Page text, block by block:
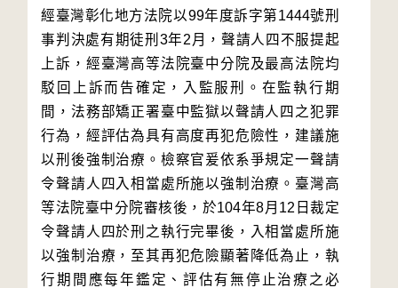
經臺灣彰化地方法院以99年度訴字第1444號刑
事判決處有期徒刑3年2月，聲請人四不服提起
上訴，經臺灣高等法院臺中分院及最高法院均
駁回上訴而告確定，入監服刑。在監執行期
間，法務部矯正署臺中監獄以聲請人四之犯罪
行為，經評估為具有高度再犯危險性，建議施
以刑後強制治療。檢察官爰依系爭規定一聲請
令聲請人四入相當處所施以強制治療。臺灣高
等法院臺中分院審核後，於104年8月12日裁定
令聲請人四於刑之執行完畢後，入相當處所施
以強制治療，至其再犯危險顯著降低為止，執
行期間應每年鑑定、評估有無停止治療之必